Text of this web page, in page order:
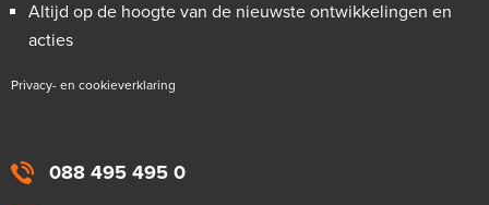
088 495 495 0
Altijd op de hoogte van de nieuwste ontwikkelingen en
acties
Privacy- en cookieverklaring